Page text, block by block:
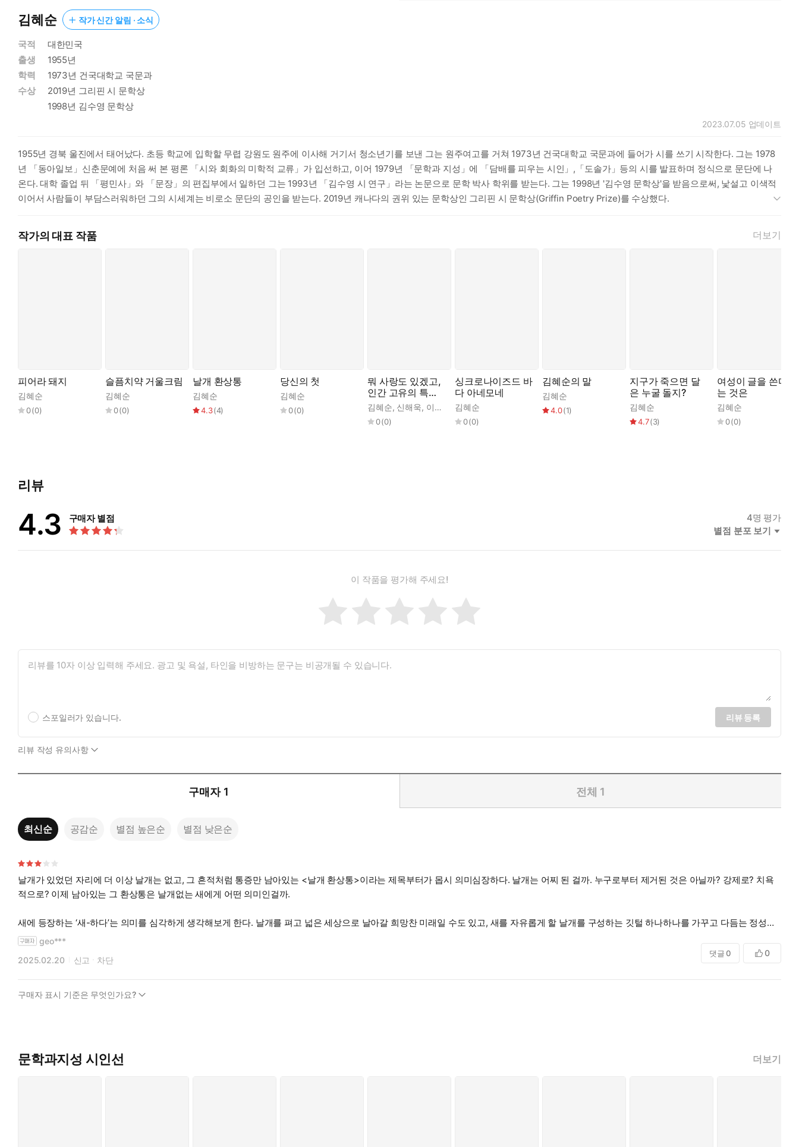
김혜순 작가 신간 알림 · 소식
국적
대한민국
출생
1955년
학력
1973년 건국대학교 국문과
수상
2019년 그리핀 시 문학상
1998년 김수영 문학상
2023.07.05 업데이트
1955년 경북 울진에서 태어났다. 초등 학교에 입학할 무렵 강원도 원주에 이사해 거기서 청소년기를 보낸 그는 원주여고를 거쳐 1973년 건국대학교 국문과에 들어가 시를 쓰기 시작한다. 그는 1978
년 「동아일보」신춘문예에 처음 써 본 평론 「시와 회화의 미학적 교류」가 입선하고, 이어 1979년 「문학과 지성」에 「담배를 피우는 시인」,「도솔가」등의 시를 발표하며 정식으로 문단에 나
온다. 대학 졸업 뒤 「평민사」와 「문장」의 편집부에서 일하던 그는 1993년 「김수영 시 연구」라는 논문으로 문학 박사 학위를 받는다. 그는 1998년 '김수영 문학상'을 받음으로써, 낯설고 이색적
이어서 사람들이 부담스러워하던 그의 시세계는 비로소 문단의 공인을 받는다. 2019년 캐나다의 권위 있는 문학상인 그리핀 시 문학상(Griffin Poetry Prize)를 수상했다.
작가의 대표 작품 더보기
피어라 돼지
김혜순
0(0)
슬픔치약 거울크림
김혜순
0(0)
날개 환상통
김혜순
4.3(4)
당신의 첫
김혜순
0(0)
뭐 사랑도 있겠고,
인간 고유의 특성:
SF 시집
김혜순, 신해욱, 이제니 김승일 조시현,최재원 고선경,유선혜
0(0)
싱크로나이즈드 바
다 아네모네
김혜순
0(0)
김혜순의 말
김혜순
4.0(1)
지구가 죽으면 달
은 누굴 돌지?
김혜순
4.7(3)
여성이 글을 쓴다
는 것은
김혜순
0(0)
리뷰
4.3 구매자 별점 4명 평가
별점 분포 보기
이 작품을 평가해 주세요!
스포일러가 있습니다. 리뷰 등록
리뷰 작성 유의사항
구매자 1 전체 1
최신순 공감순 별점 높은순 별점 낮은순
날개가 있었던 자리에 더 이상 날개는 없고, 그 흔적처럼 통증만 남아있는 <날개 환상통>이라는 제목부터가 몹시 의미심장하다. 날개는 어찌 된 걸까. 누구로부터 제거된 것은 아닐까? 강제로? 치욕
적으로? 이제 남아있는 그 환상통은 날개없는 새에게 어떤 의미인걸까.
새에 등장하는 ‘새-하다’는 의미를 심각하게 생각해보게 한다. 날개를 펴고 넓은 세상으로 날아갈 희망찬 미래일 수도 있고, 새를 자유롭게 할 날개를 구성하는 깃털 하나하나를 가꾸고 다듬는 정성일
수도 있고. 그러나 그런 커다란 자유를 만끽하게 할 날개도 처음에는 누군가가 세게 잡으면 똑 부러질 정도의 연약한 무엇이라는 아이러니 일 수도 있겠다.
“ 이 시집은 책은 아니지만
새하는 순서
눈을 감고 두 팔을 벌리면
소매 속에서 깃털이 삐져나오는
geo***
2025.02.20
신고 차단
댓글 0 0
구매자 표시 기준은 무엇인가요?
문학과지성 시인선 더보기